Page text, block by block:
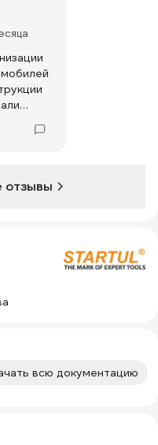
к
если
отзывы
всю документацию